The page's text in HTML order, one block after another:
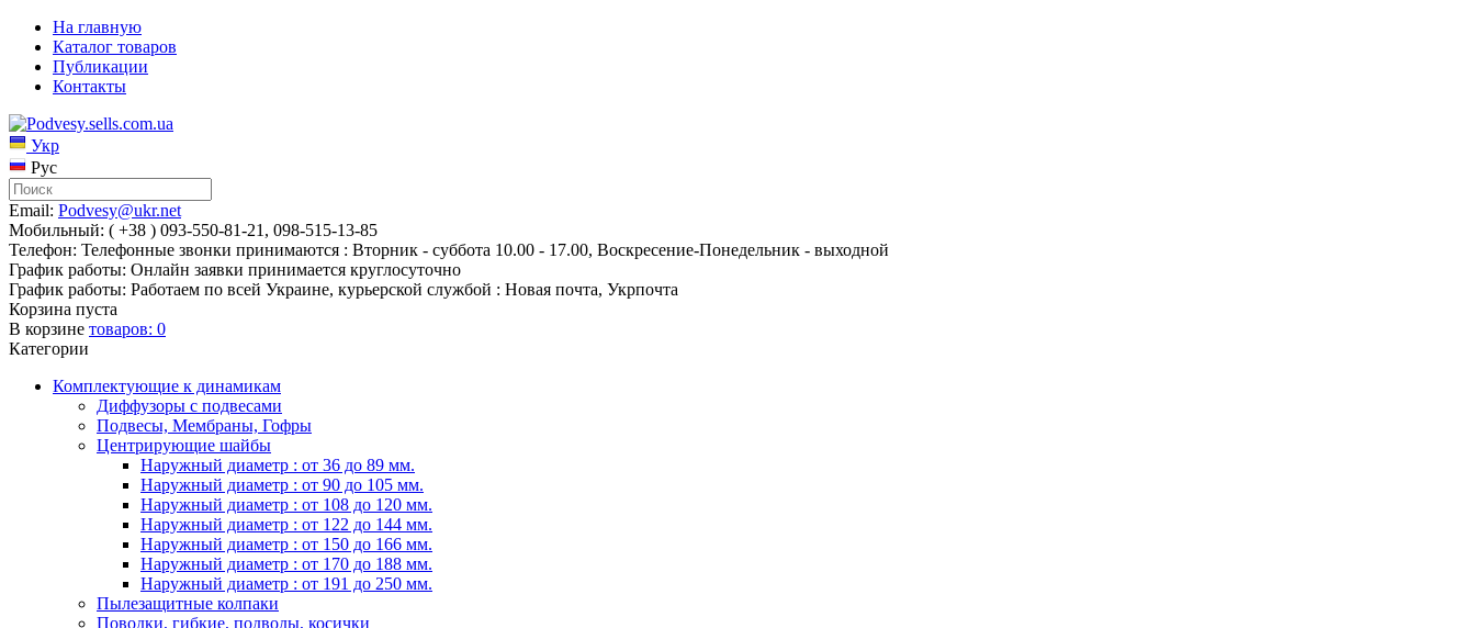
На главную
Каталог товаров
Публикации
Контакты
Укр
Рус
Email: Podvesy@ukr.net
Мобильный: ( +38 ) 093-550-81-21, 098-515-13-85
Телефон: Телефонные звонки принимаются : Вторник - суббота 10.00 - 17.00, Воскресение-Понедельник - выходной
График работы: Онлайн заявки принимается круглосуточно
График работы: Работаем по всей Украине, курьерской службой : Новая почта, Укрпочта
Корзина пуста
В корзине товаров: 0
Категории
Комплектующие к динамикам
Диффузоры с подвесами
Подвесы, Мембраны, Гофры
Центрирующие шайбы
Наружный диаметр : от 36 до 89 мм.
Наружный диаметр : от 90 до 105 мм.
Наружный диаметр : от 108 до 120 мм.
Наружный диаметр : от 122 до 144 мм.
Наружный диаметр : от 150 до 166 мм.
Наружный диаметр : от 170 до 188 мм.
Наружный диаметр : от 191 до 250 мм.
Пылезащитные колпаки
Поводки, гибкие, подводы, косички